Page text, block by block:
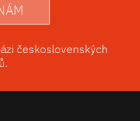
československých